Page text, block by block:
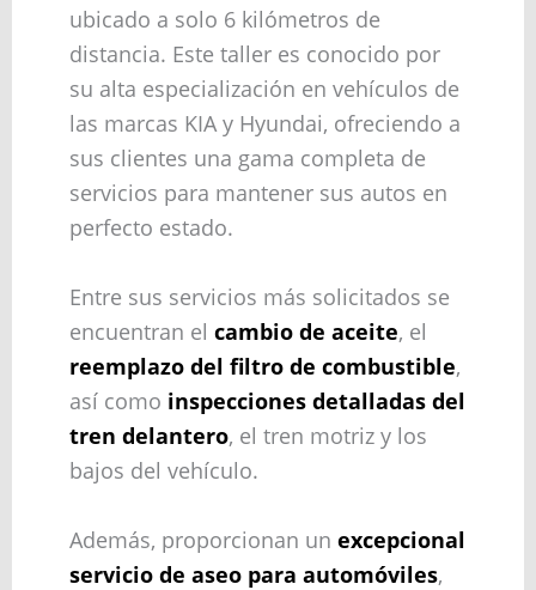
ubicado a solo 6 kilómetros de
distancia. Este taller es conocido por
su alta especialización en vehículos de
las marcas KIA y Hyundai, ofreciendo a
sus clientes una gama completa de
servicios para mantener sus autos en
perfecto estado.
Entre sus servicios más solicitados se
encuentran el cambio de aceite, el
reemplazo del filtro de combustible,
así como inspecciones detalladas del
tren delantero, el tren motriz y los
bajos del vehículo.
Además, proporcionan un excepcional
servicio de aseo para automóviles,